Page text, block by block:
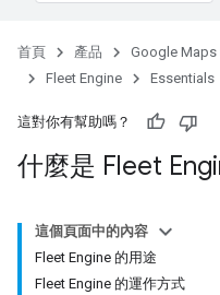
首頁 產品 Google Maps
Fleet Engine
Essentials
這對你有幫助嗎？
什麼是 Fleet
這個頁面中的內容
Fleet Engine 的用途
Fleet Engine 的運作方式